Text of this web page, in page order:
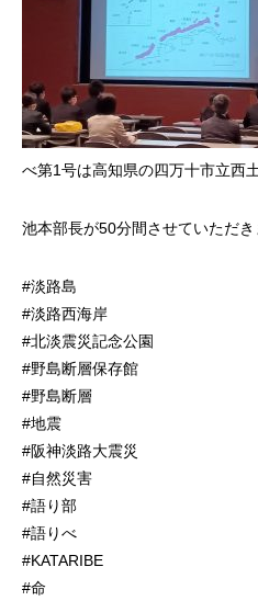
べ第1号は高知県の四万十市立西
池本部長が50分間させていただき
#淡路島
#淡路西海岸
#北淡震災記念公園
#野島断層保存館
#野島断層
#地震
#阪神淡路大震災
#自然災害
#語り部
#語りべ
#KATARIBE
#命